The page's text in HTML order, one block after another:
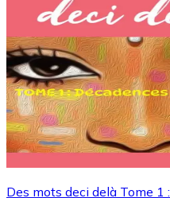
Des mots deci delà Tome 1